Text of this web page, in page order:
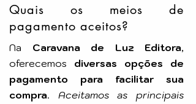
Tamanho: 14,6x9,8cm
Quais os meios de
pagamento aceitos?
Na Caravana de Luz Editora,
oferecemos diversas opções de
pagamento para facilitar sua
compra. Aceitamos as principais